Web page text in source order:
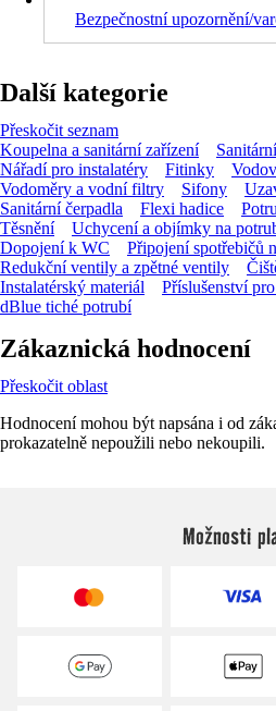
Bezpečnostní upozornění/
Další kategorie
Přeskočit seznam
Koupelna a sanitární zařízení
Nářadí pro instalatéry
Fitinky
Vodoměry a vodní filtry
Sifony
Sanitární čerpadla
Flexi hadice
Těsnění
Uchycení a objímky na
Dopojení k WC
Připojení spotřebičů
Redukční ventily a zpětné ventily
Instalatérský materiál
Příslušenství
dBlue tiché potrubí
Zákaznická hodnocení
Přeskočit oblast
Hodnocení mohou být napsána i od
prokazatelně nepoužili nebo nekoupili.
Možnosti